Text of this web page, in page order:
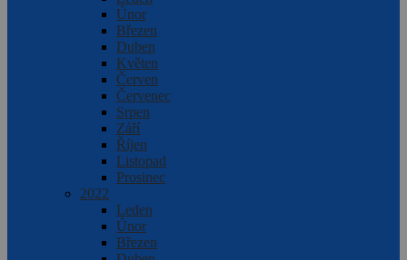
Únor
Březen
Duben
Květen
Červen
Červenec
Srpen
Září
Říjen
Listopad
Prosinec
2022
Leden
Únor
Březen